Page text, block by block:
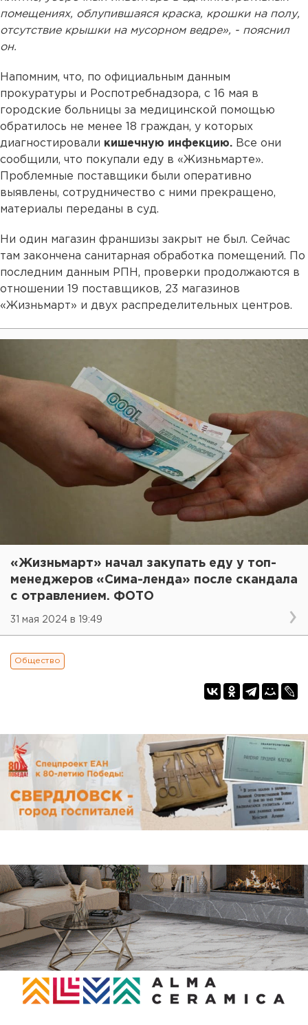
помещениях, облупившаяся краска, крошки на полу,
отсутствие крышки на мусорном ведре», - пояснил
он.
Напомним, что, по официальным данным
прокуратуры и Роспотребнадзора, с 16 мая в
городские больницы за медицинской помощью
обратилось не менее 18 граждан, у которых
диагностировали кишечную инфекцию. Все они
сообщили, что покупали еду в «Жизньмарте».
Проблемные поставщики были оперативно
выявлены, сотрудничество с ними прекращено,
материалы переданы в суд.
Ни один магазин франшизы закрыт не был. Сейчас
там закончена санитарная обработка помещений. По
последним данным РПН, проверки продолжаются в
отношении 19 поставщиков, 23 магазинов
«Жизньмарт» и двух распределительных центров.
«Жизньмарт» начал закупать еду у топ-
менеджеров «Сима-ленда» после скандала
с отравлением. ФОТО
31 мая 2024 в 19:49
Общество